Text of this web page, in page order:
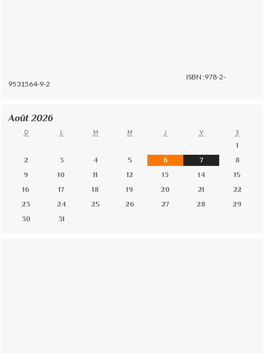
ISBN :978-2-
9531564-9-2
Août 2026
D L M M J V S
1
2
3 4 5 6 7
8
9
10 11 12 13 14
15
16
17 18 19 20 21
22
23
24 25 26 27 28
29
30
31